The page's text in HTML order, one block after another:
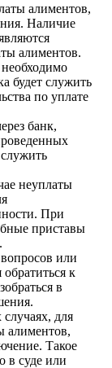
алиментов,
Наличие
алиментов.
будет служить
по уплате
банк,
неуплаты
При
приставы
или
к
в
для
алиментов,
Такое
в суде или